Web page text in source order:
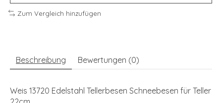
Zum Vergleich hinzufügen
Beschreibung Bewertungen (0)
Weis 13720 Edelstahl Tellerbesen Schneebesen für Teller